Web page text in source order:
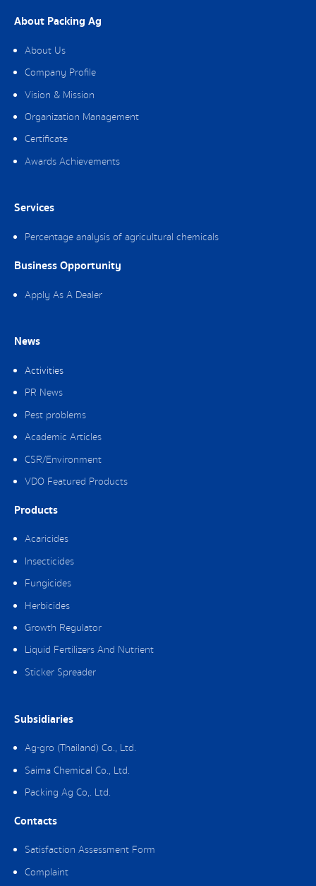
About Packing Ag
About Us
Company Profile
Vision & Mission
Organization Management
Certificate
Awards Achievements
Services
Percentage analysis of agricultural chemicals
Business Opportunity
Apply As A Dealer
News
Activities
PR News
Pest problems
Academic Articles
CSR/Environment
VDO Featured Products
Products
Acaricides
Insecticides
Fungicides
Herbicides
Growth Regulator
Liquid Fertilizers And Nutrient
Sticker Spreader
Subsidiaries
Ag-gro (Thailand) Co., Ltd.
Saima Chemical Co., Ltd.
Packing Ag Co,. Ltd.
Contacts
Satisfaction Assessment Form
Complaint